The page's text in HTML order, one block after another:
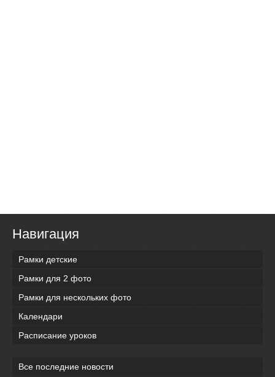
Навигация
Рамки детские
Рамки для 2 фото
Рамки для нескольких фото
Календари
Расписание уроков
Все последние новости